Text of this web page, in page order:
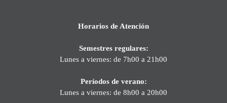
Horarios de Atención
Semestres regulares:
Lunes a viernes: de 7h00 a 21h00
Períodos de verano:
Lunes a viernes: de 8h00 a 20h00